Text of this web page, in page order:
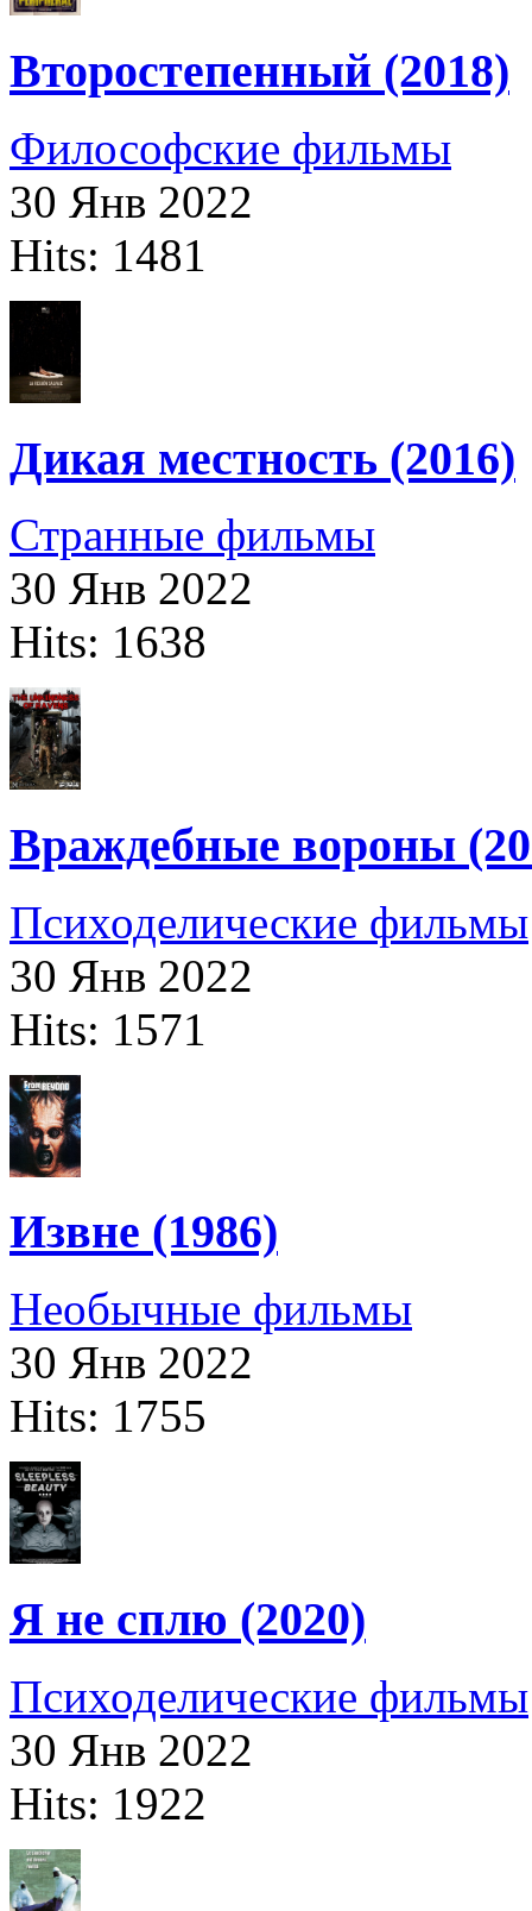
Второстепенный (2018)
Философские фильмы
30 Янв 2022
Hits: 1481
Дикая местность (2016)
Странные фильмы
30 Янв 2022
Hits: 1638
Враждебные вороны
Психоделические фильмы
30 Янв 2022
Hits: 1571
Извне (1986)
Необычные фильмы
30 Янв 2022
Hits: 1755
Я не сплю (2020)
Психоделические фильмы
30 Янв 2022
Hits: 1922